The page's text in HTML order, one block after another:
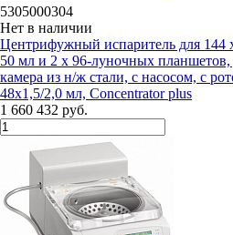
5305000304
Нет в наличии
Центрифужный испаритель для 144
50 мл и 2 х 96-луночных планшетов,
камера из н/ж стали, с насосом, с
48х1,5/2,0 мл, Concentrator plus
1 660 432 руб.